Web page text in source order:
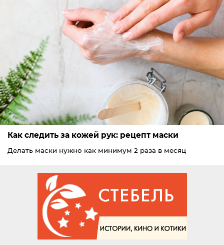
Как следить за кожей рук: рецепт маски
Делать маски нужно как минимум 2 раза в месяц